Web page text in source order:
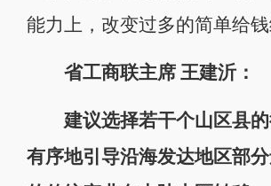
能力上，改变过多的简单给钱
省工商联主席 王建沂：
建议选择若干个山区县的
有序地引导沿海发达地区部